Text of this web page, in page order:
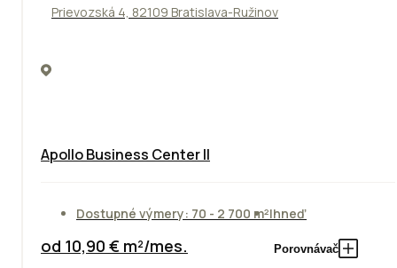
Prievozská 4, 82109 Bratislava-Ružinov
Apollo Business Center II
Dostupné výmery: 70 - 2 700 m²Ihneď
od 10,90 € m²/mes. Porovnávač